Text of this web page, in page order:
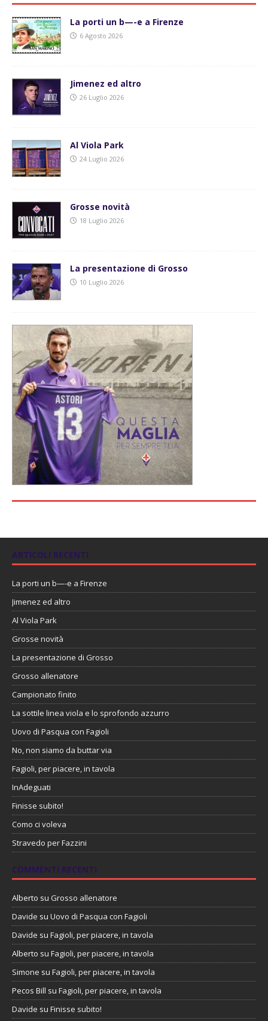
La porti un b—-e a Firenze
6 Agosto 2026
Jimenez ed altro
26 Luglio 2026
Al Viola Park
24 Luglio 2026
Grosse novità
18 Luglio 2026
La presentazione di Grosso
10 Luglio 2026
ARTICOLI RECENTI
La porti un b—-e a Firenze
Jimenez ed altro
Al Viola Park
Grosse novità
La presentazione di Grosso
Grosso allenatore
Campionato finito
La sottile linea viola e lo sprofondo azzurro
Uovo di Pasqua con Fagioli
No, non siamo da buttar via
Fagioli, per piacere, in tavola
InAdeguati
Finisse subito!
Como ci voleva
Stravedo per Fazzini
COMMENTI RECENTI
Alberto su Grosso allenatore
Davide su Uovo di Pasqua con Fagioli
Davide su Fagioli, per piacere, in tavola
Alberto su Fagioli, per piacere, in tavola
Simone su Fagioli, per piacere, in tavola
Pecos Bill su Fagioli, per piacere, in tavola
Davide su Finisse subito!